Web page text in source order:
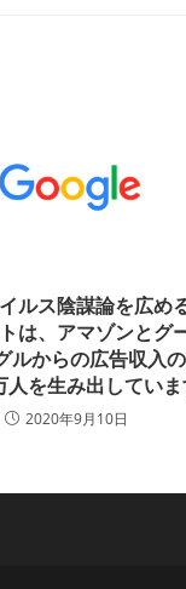
ルス陰謀論を広め
は、アマゾンとグ
ルからの広告収入
人を生み出してい
2020年9月10日